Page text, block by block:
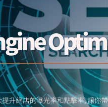
升網店的曝光率和點擊率, 讓你